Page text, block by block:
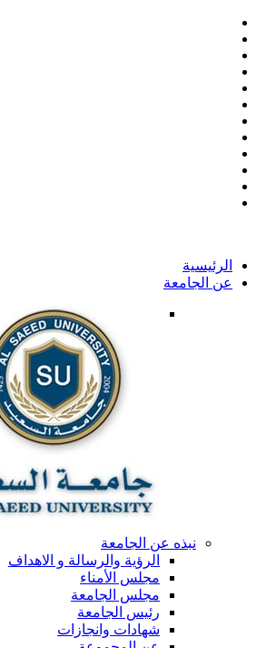
الرئيسية
عن الجامعة
نبذه عن الجامعة
الرؤية والرسالة و الاهداف
مجلس الأمناء
مجلس الجامعة
رئيس الجامعة
شهادات وانجازات